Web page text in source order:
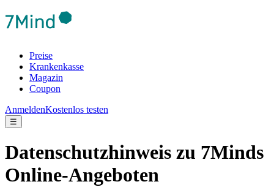
Preise
Krankenkasse
Magazin
Coupon
AnmeldenKostenlos testen
☰
Datenschutzhinweis zu 7Minds
Online-Angeboten